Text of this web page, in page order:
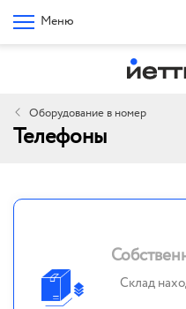
Меню
Оборудование в номер
Телефоны
Склад